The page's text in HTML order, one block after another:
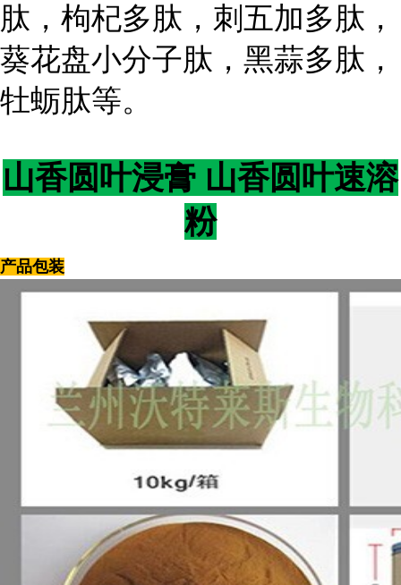
肽，枸杞多肽，刺五加多肽，
葵花盘小分子肽，黑蒜多肽，
牡蛎肽等。
山香圆叶浸膏 山香圆叶速溶
粉
产品包装